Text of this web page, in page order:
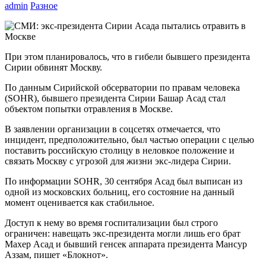
admin Разное
При этом планировалось, что в гибели бывшего президента
Сирии обвинят Москву.
По данным Сирийской обсерватории по правам человека
(SOHR), бывшего президента Сирии Башар Асад стал
объектом попытки отравления в Москве.
В заявлении организации в соцсетях отмечается, что
инцидент, предположительно, был частью операции с целью
поставить российскую столицу в неловкое положение и
связать Москву с угрозой для жизни экс-лидера Сирии.
По информации SOHR, 30 сентября Асад был выписан из
одной из московских больниц, его состояние на данный
момент оценивается как стабильное.
Доступ к нему во время госпитализации был строго
ограничен: навещать экс-президента могли лишь его брат
Махер Асад и бывший генсек аппарата президента Мансур
Аззам, пишет «Блокнот».